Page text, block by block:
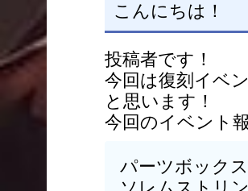
こんにちは！
投稿者です！
今回は復刻イベ
と思います！
今回のイベント
パーツボックス